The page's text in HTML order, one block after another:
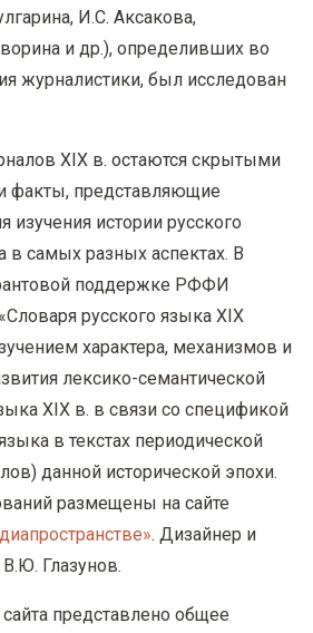
И.С. Аксакова,
и др.), определивших во
журналистики, был исследован
XIX в. остаются скрытыми
факты, представляющие
изучения истории русского
в самых разных аспектах. В
поддержке РФФИ
русского языка XIX
характера, механизмов и
лексико-семантической
XIX в. в связи со спецификой
в текстах периодической
данной исторической эпохи.
размещены на сайте
. Дизайнер и
В.Ю. Глазунов.
представлено общее